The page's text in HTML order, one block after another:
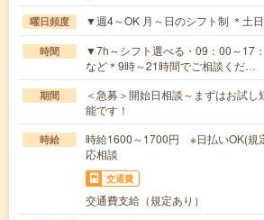
曜日頻度 ▼週4～OK 月～日のシフト制 ＊土
時間
▼7h～シフト選べる・09：00～17
など＊9時～21時間でご相談くだ…
期間
＜急募＞開始日相談～まずはお試
能です！
時給
時給1600～1700円 ※日払いOK(規
応相談
交通費
交通費支給（規定あり）